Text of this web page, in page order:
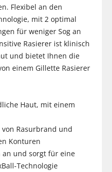
Flexibel an den
mit 2 optimal
für weniger Sog an
Rasierer ist klinisch
und bietet Ihnen die
einem Gillette Rasierer
Haut, mit einem
Rasurbrand und
Konturen
an und sorgt für eine
Technologie